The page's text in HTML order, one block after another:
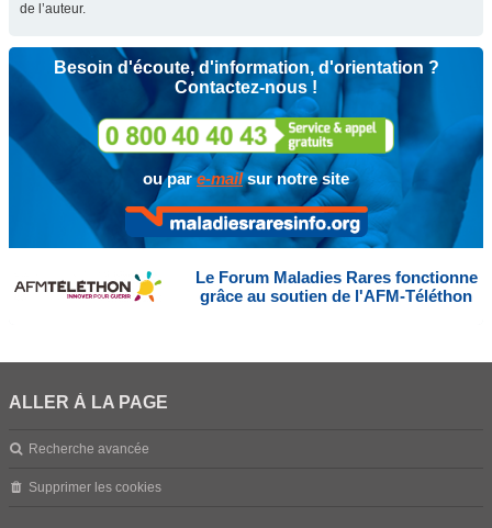
de l’auteur.
Besoin d'écoute, d'information, d'orientation ?
Contactez-nous !
ou pare-mailsur notre site
Le Forum Maladies Rares fonctionne
grâce au soutien de l'AFM-Téléthon
ALLER À LA PAGE
Recherche avancée
Supprimer les cookies